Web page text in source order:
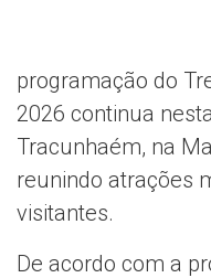
programação do
2026 continua
Tracunhaém, na
reunindo atrações
visitantes.
De acordo com a